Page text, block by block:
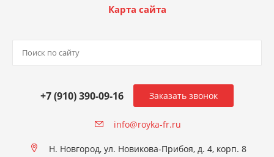
Карта сайта
+7 (910) 390-09-16
info@royka-fr.ru
Заказать звонок
Н. Новгород, ул. Новикова-Прибоя, д. 4, корп. 8